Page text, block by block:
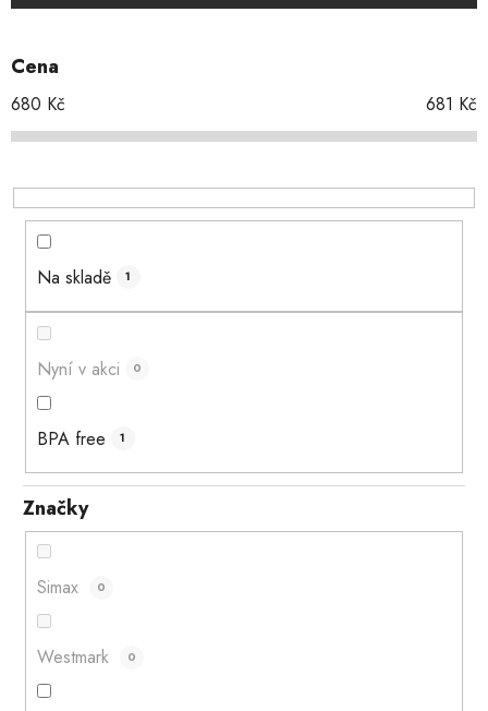
í
p
r
o
d
k
t
Cena
680 Kč 681 Kč
Na skladě 1
Nyní v akci 0
BPA free 1
Značky
Simax 0
Westmark 0